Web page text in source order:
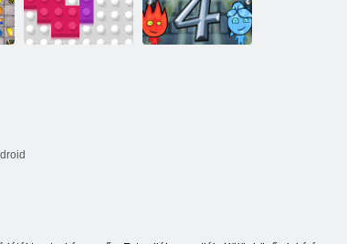
Tizenegy
tizenegy